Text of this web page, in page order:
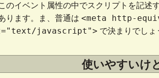
のイベント属性の中でスクリプトを記述
ります。ま、普通は <meta http-
javascript"> で決まりでし
使いやすいけ